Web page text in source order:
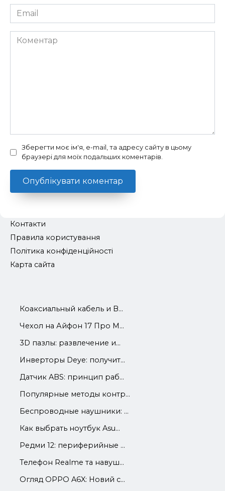
Email
*
Коментар
Зберегти моє ім'я, e-mail, та адресу сайту в цьому
браузері для моїх подальших коментарів.
Контакти
Правила користування
Політика конфіденційності
Карта сайта
Коаксиальный кабель и В...
Чехол на Айфон 17 Про М...
3D пазлы: развлечение и...
Инверторы Deye: получит...
Датчик ABS: принцип раб...
Популярные методы контр...
Беспроводные наушники: ...
Как выбрать ноутбук Asu...
Редми 12: периферийные ...
Телефон Realme та навуш...
Огляд OPPO A6X: Новий с...